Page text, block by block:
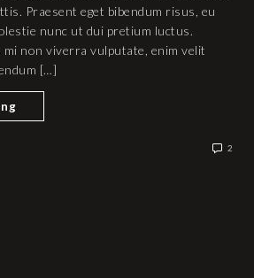
Praesent eget bibendum risus, eu
nunc ut dui pretium luctus.
mi non viverra vulputate, enim velit
[…]
2